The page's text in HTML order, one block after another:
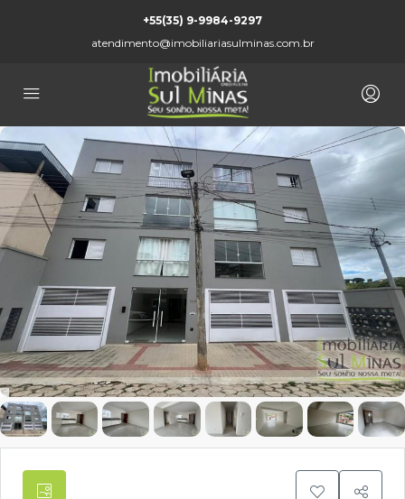
+55(35) 9-9984-9297
atendimento@imobiliariasulminas.com.br